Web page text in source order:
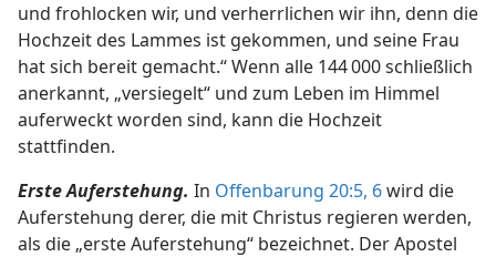
und frohlocken wir, und verherrlichen wir ihn, denn die
Hochzeit des Lammes ist gekommen, und seine Frau
hat sich bereit gemacht.“ Wenn alle 144 000 schließlich
anerkannt, „versiegelt“ und zum Leben im Himmel
auferweckt worden sind, kann die Hochzeit
stattfinden.
Erste Auferstehung. In Offenbarung 20:5, 6wird die
Auferstehung derer, die mit Christus regieren werden,
als die „erste Auferstehung“ bezeichnet. Der Apostel